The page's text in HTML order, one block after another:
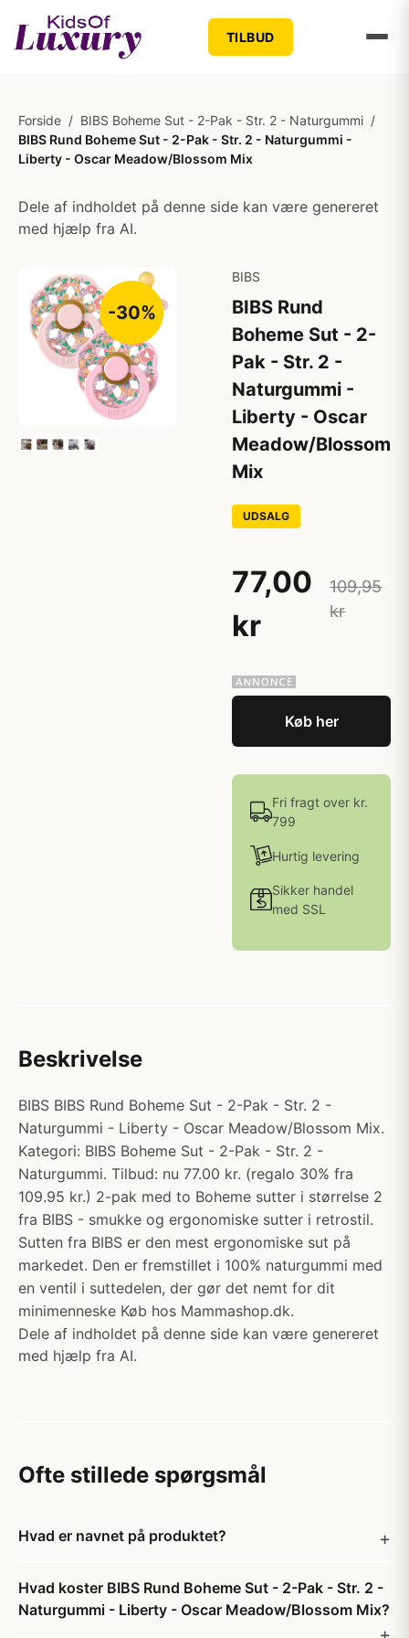
TILBUD
Forside / BIBS Boheme Sut - 2-Pak - Str. 2 - Naturgummi /
BIBS Rund Boheme Sut - 2-Pak - Str. 2 - Naturgummi -
Liberty - Oscar Meadow/Blossom Mix
Dele af indholdet på denne side kan være genereret
med hjælp fra AI.
-30%
BIBS
BIBS Rund
Boheme Sut - 2-
Pak - Str. 2 -
Naturgummi -
Liberty - Oscar
Meadow/Blossom
Mix
UDSALG
77,00
kr
109,95
kr
Køb her
Fri fragt over kr.
799
Hurtig levering
Sikker handel
med SSL
Beskrivelse
BIBS BIBS Rund Boheme Sut - 2-Pak - Str. 2 -
Naturgummi - Liberty - Oscar Meadow/Blossom Mix.
Kategori: BIBS Boheme Sut - 2-Pak - Str. 2 -
Naturgummi. Tilbud: nu 77.00 kr. (regalo 30% fra
109.95 kr.) 2-pak med to Boheme sutter i størrelse 2
fra BIBS - smukke og ergonomiske sutter i retrostil.
Sutten fra BIBS er den mest ergonomiske sut på
markedet. Den er fremstillet i 100% naturgummi med
en ventil i suttedelen, der gør det nemt for dit
minimenneske Køb hos Mammashop.dk.
Dele af indholdet på denne side kan være genereret
med hjælp fra AI.
Ofte stillede spørgsmål
Hvad er navnet på produktet?
Hvad koster BIBS Rund Boheme Sut - 2-Pak - Str. 2 -
Naturgummi - Liberty - Oscar Meadow/Blossom Mix?